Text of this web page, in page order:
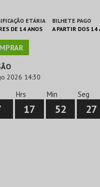
ETÁRIA
DE 14 ANOS
BILHETE PAGO
A PARTIR DOS 14
2026 14:30
Hrs
17
Min
52
Seg
26